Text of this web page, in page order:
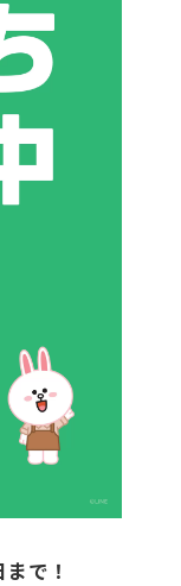
で！